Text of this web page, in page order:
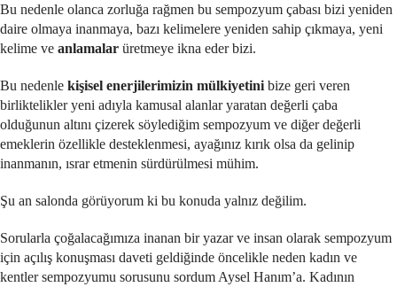
Bu nedenle olanca zorluğa rağmen bu sempozyum çabası bizi yeniden
daire olmaya inanmaya, bazı kelimelere yeniden sahip çıkmaya, yeni
kelime ve anlamalar üretmeye ikna eder bizi.
Bu nedenle kişisel enerjilerimizin mülkiyetini bize geri veren
birliktelikler yeni adıyla kamusal alanlar yaratan değerli çaba
olduğunun altını çizerek söylediğim sempozyum ve diğer değerli
emeklerin özellikle desteklenmesi, ayağınız kırık olsa da gelinip
inanmanın, ısrar etmenin sürdürülmesi mühim.
Şu an salonda görüyorum ki bu konuda yalnız değilim.
Sorularla çoğalacağımıza inanan bir yazar ve insan olarak sempozyum
için açılış konuşması daveti geldiğinde öncelikle neden kadın ve
kentler sempozyumu sorusunu sordum Aysel Hanım’a. Kadının